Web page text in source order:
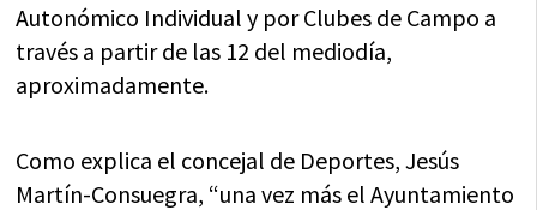
Autonómico Individual y por Clubes de Campo a
través a partir de las 12 del mediodía,
aproximadamente.
Como explica el concejal de Deportes, Jesús
Martín-Consuegra, “una vez más el Ayuntamiento